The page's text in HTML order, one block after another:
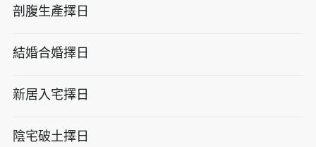
剖腹生產擇日
結婚合婚擇日
新居入宅擇日
陰宅破土擇日